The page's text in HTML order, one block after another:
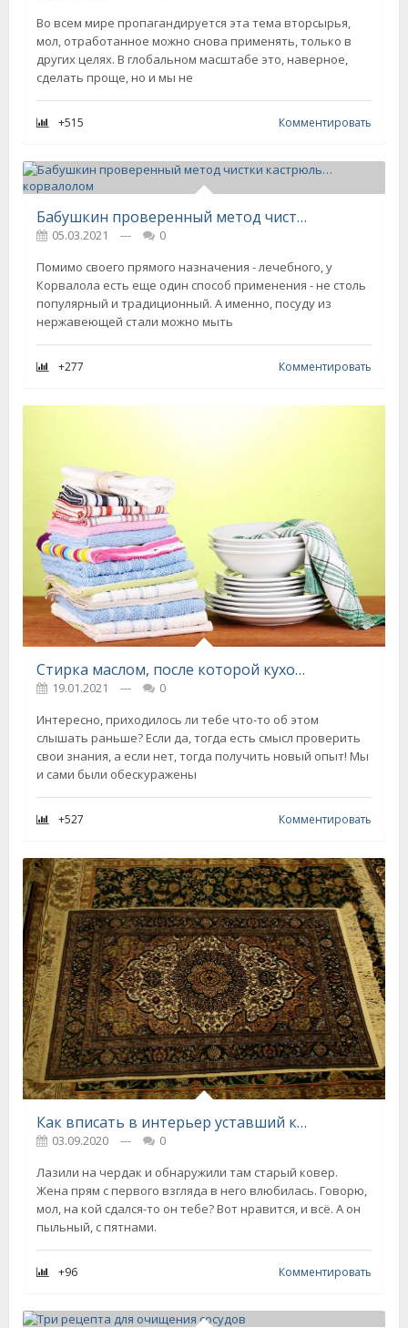
Во всем мире пропагандируется эта тема вторсырья,
мол, отработанное можно снова применять, только в
других целях. В глобальном масштабе это, наверное,
сделать проще, но и мы не
+515 Комментировать
Бабушкин проверенный метод чистки кастрюль… корвалолом
05.03.2021 ---
0
Помимо своего прямого назначения - лечебного, у
Корвалола есть еще один способ применения - не столь
популярный и традиционный. А именно, посуду из
нержавеющей стали можно мыть
+277 Комментировать
Стирка маслом, после которой кухонные полотенца роскошные от чистоты
19.01.2021 ---
0
Интересно, приходилось ли тебе что-то об этом
слышать раньше? Если да, тогда есть смысл проверить
свои знания, а если нет, тогда получить новый опыт! Мы
и сами были обескуражены
+527 Комментировать
Как вписать в интерьер уставший ковер
03.09.2020 ---
0
Лазили на чердак и обнаружили там старый ковер.
Жена прям с первого взгляда в него влюбилась. Говорю,
мол, на кой сдался-то он тебе? Вот нравится, и всё. А он
пыльный, с пятнами.
+96 Комментировать